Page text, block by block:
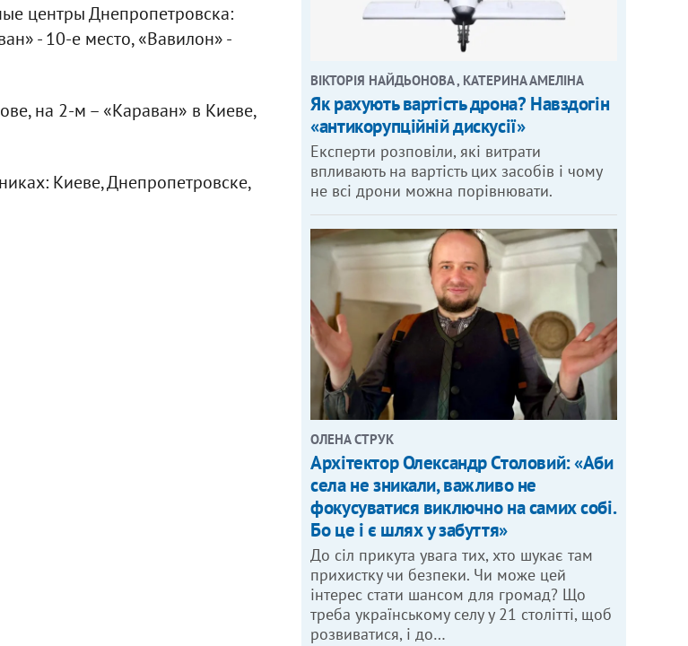
центры Днепропетровска:
- 10-е место, «Вавилон» -
на 2-м – «Караван» в Киеве,
Киеве, Днепропетровске,
ВІКТОРІЯ НАЙДЬОНОВА , КАТЕРИНА АМЕЛІНА
Як рахують вартість дрона? Навздогін
«антикорупційній дискусії»
Експерти розповіли, які витрати
впливають на вартість цих засобів і чому
не всі дрони можна порівнювати.
ОЛЕНА СТРУК
Архітектор Олександр Столовий: «Аби
села не зникали, важливо не
фокусуватися виключно на самих собі.
Бо це і є шлях у забуття»
До сіл прикута увага тих, хто шукає там
прихистку чи безпеки. Чи може цей
інтерес стати шансом для громад? Що
треба українському селу у 21 столітті, щоб
розвиватися, і до…